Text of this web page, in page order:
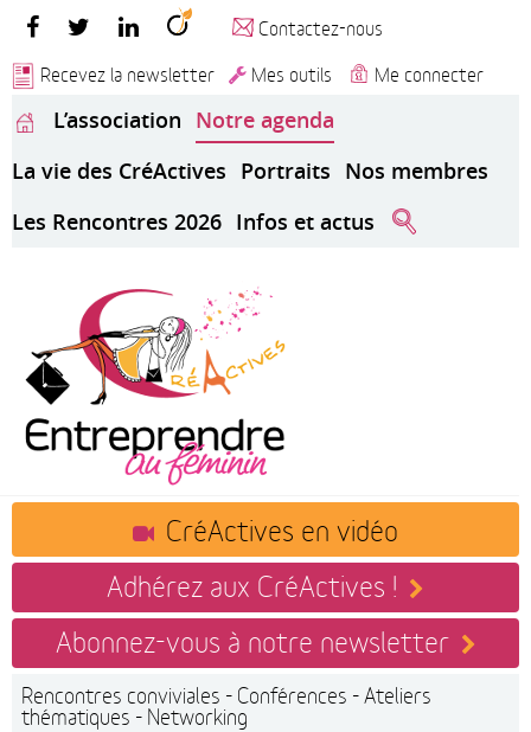
Contactez-nous
Recevez la newsletter
Mes outils Me connecter
L’association Notre agenda
La vie des CréActives Portraits Nos membres
Les Rencontres 2026 Infos et actus
CréActives en vidéo
Adhérez aux CréActives !
Abonnez-vous à notre newsletter
Rencontres conviviales - Conférences - Ateliers
thématiques - Networking